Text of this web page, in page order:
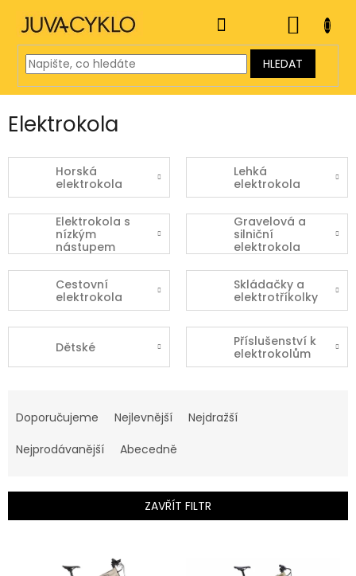
obsah
HLEDAT
KOŠÍK
Elektrokola
Horská
elektrokola
Lehká
elektrokola
Elektrokola s
nízkým
nástupem
Gravelová a
silniční
elektrokola
Cestovní
elektrokola
Skládačky a
elektrotříkolky
Dětské
Příslušenství k
elektrokolům
a
e
í
r
Doporučujeme Nejlevnější
Nejdražší
Nejprodávanější
Abecedně
ZAVŘÍT FILTR